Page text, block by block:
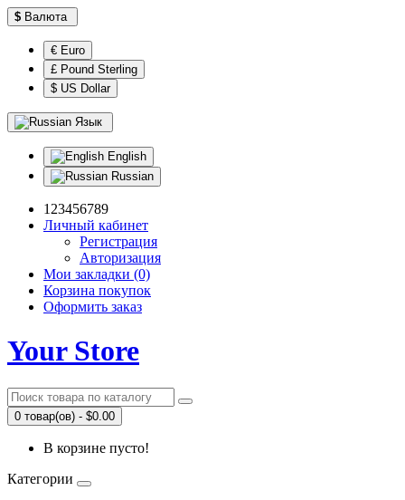
$ Валюта
€ Euro
£ Pound Sterling
$ US Dollar
Язык
English
Russian
123456789
Личный кабинет
Регистрация
Авторизация
Мои закладки (0)
Корзина покупок
Оформить заказ
Your Store
0 товар(ов) - $0.00
В корзине пусто!
Категории